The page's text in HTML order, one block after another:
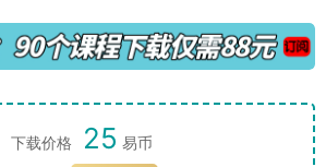
下载价格 25 易币